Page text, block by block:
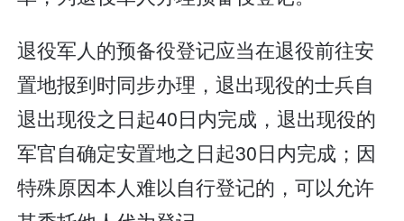
退役军人的预备役登记应当在退役前往安
置地报到时同步办理，退出现役的士兵自
退出现役之日起40日内完成，退出现役的
军官自确定安置地之日起30日内完成；因
特殊原因本人难以自行登记的，可以允许